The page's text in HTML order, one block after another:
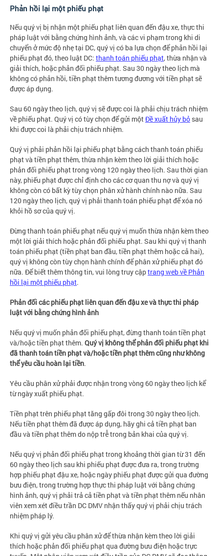
Phản hồi lại một phiếu phạt
Nếu quý vị bị nhận một phiếu phạt liên quan đến đậu xe, thực thi
pháp luật với bằng chứng hình ảnh, và các vi phạm trong khi di
chuyển ở mức độ nhẹ tại DC, quý vị có ba lựa chọn để phản hồi lại
phiếu phạt đó, theo luật DC: thanh toán phiếu phạt, thừa nhận và
giải thích, hoặc phản đối phiếu phạt. Sau 30 ngày theo lịch mà
không có phản hồi, tiền phạt thêm tương đương với tiền phạt sẽ
được áp dụng.
Sau 60 ngày theo lịch, quý vị sẽ được coi là phải chịu trách nhiệm
về phiếu phạt. Quý vị có tùy chọn để gửi mộtĐề xuất hủy bỏ sau
khi được coi là phải chịu trách nhiệm.
Quý vị phải phản hồi lại phiếu phạt bằng cách thanh toán phiếu
phạt và tiền phạt thêm, thừa nhận kèm theo lời giải thích hoặc
phản đối phiếu phạt trong vòng 120 ngày theo lịch. Sau thời gian
này, phiếu phạt được chỉ định cho các cơ quan thu nợ và quý vị
không còn có bất kỳ tùy chọn phân xử hành chính nào nữa. Sau
120 ngày theo lịch, quý vị phải thanh toán phiếu phạt để xóa nó
khỏi hồ sơ của quý vị.
Đừng thanh toán phiếu phạt nếu quý vị muốn thừa nhận kèm theo
một lời giải thích hoặc phản đối phiếu phạt. Sau khi quý vị thanh
toán phiếu phạt (tiền phạt ban đầu, tiền phạt thêm hoặc cả hai),
quý vị không còn tùy chọn hành chính để phân xử phiếu phạt đó
nữa. Để biết thêm thông tin, vui lòng truy cậptrang web về Phản
hồi lại một phiếu phạt.
Phản đối các phiếu phạt liên quan đến đậu xe và thực thi pháp
luật với bằng chứng hình ảnh
Nếu quý vị muốn phản đối phiếu phạt, đừng thanh toán tiền phạt
và/hoặc tiền phạt thêm. Quý vị không thể phản đối phiếu phạt khi
đã thanh toán tiền phạt và/hoặc tiền phạt thêm cũng như không
thể yêu cầu hoàn lại tiền.
Yêu cầu phân xử phải được nhận trong vòng 60 ngày theo lịch kể
từ ngày xuất phiếu phạt.
Tiền phạt trên phiếu phạt tăng gấp đôi trong 30 ngày theo lịch.
Nếu tiền phạt thêm đã được áp dụng, hãy ghi cả tiền phạt ban
đầu và tiền phạt thêm do nộp trễ trong bản khai của quý vị.
Nếu quý vị phản đối phiếu phạt trong khoảng thời gian từ 31 đến
60 ngày theo lịch sau khi phiếu phạt được đưa ra, trong trường
hợp phiếu phạt đậu xe, hoặc ngày phiếu phạt được gửi qua đường
bưu điện, trong trường hợp thực thi pháp luật với bằng chứng
hình ảnh, quý vị phải trả cả tiền phạt và tiền phạt thêm nếu nhân
viên xem xét điều trần DC DMV nhận thấy quý vị phải chịu trách
nhiệm pháp lý.
Khi quý vị gửi yêu cầu phân xử để thừa nhận kèm theo lời giải
thích hoặc phản đối phiếu phạt qua đường bưu điện hoặc trực